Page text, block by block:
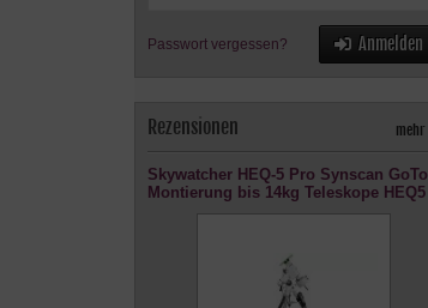
Passwort vergessen? Anmelden
Rezensionen mehr
Skywatcher HEQ-5 Pro Synscan GoTo
Montierung bis 14kg Teleskope HEQ5